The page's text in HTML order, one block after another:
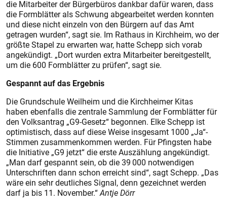
die Mitarbeiter der Bürgerbüros dankbar dafür waren, dass
die Formblätter als Schwung abgearbeitet werden konnten
und diese nicht einzeln von den Bürgern auf das Amt
getragen wurden“, sagt sie. Im Rathaus in Kirchheim, wo der
größte Stapel zu erwarten war, hatte Schepp sich vorab
angekündigt. „Dort wurden extra Mitarbeiter bereitgestellt,
um die 600 Formblätter zu prüfen“, sagt sie.
Gespannt auf das Ergebnis
Die Grundschule Weilheim und die Kirchheimer Kitas
haben ebenfalls die zentrale Sammlung der Formblätter für
den Volksantrag „G9-Gesetz“ begonnen. Elke Schepp ist
optimistisch, dass auf diese Weise insgesamt 1000 „Ja“-
Stimmen zusammenkommen werden. Für Pfingsten habe
die Initiative „G9 jetzt“ die erste Auszählung angekündigt.
„Man darf gespannt sein, ob die 39 000 notwendigen
Unterschriften dann schon erreicht sind“, sagt Schepp. „Das
wäre ein sehr deutliches Signal, denn gezeichnet werden
darf ja bis 11. November.“Antje Dörr